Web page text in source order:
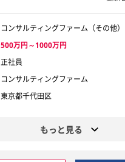
コンサルティングファーム（その他）
500万円～1000万円
コンサルティングファーム
東京都千代田区
正社員
もっと見る